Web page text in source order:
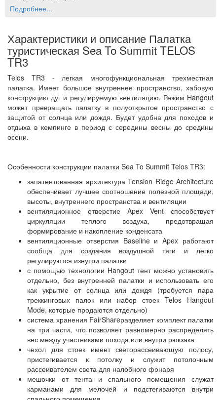
Подробнее...
Характеристики и описание Палатка
туристическая Sea To Summit TELOS
TR3
Telos TR3 - легкая многофункциональная трехместная
палатка. Имеет большое внутреннее пространство, хабовую
конструкцию дуг и регулируемую вентиляцию. Режим Hangout
может превращать палатку в полуоткрытое пространство с
защитой от солнца или дождя. Будет удобна для походов и
отдыха в кемпинге в период с середины весны до средины
осени.
Особенности конструкции палатки Sea To Summit Telos TR3:
запатентованная архитектура Tension Ridge Architecture
обеспечивает лучшее соотношение полезной площади,
высоты, внутреннего пространства и вентиляции
вентиляционное отверстие Apex Vent способствует
циркуляции теплого воздуха, предотвращая
формирование и накопление конденсата
вентиляционные отверстия Baseline и Apex работают
сообща для создания воздушной тяги и легко
регулируются изнутри палатки
с помощью технологии Hangout тент можно установить
отдельно, без внутренней палатки и использовать его
как укрытие от солнца или дождя (требуется пара
треккинговых палок или набор стоек Telos Hangout
Mode, которые продаются отдельно)
система хранения FairShareразделяет комплект палатки
на три части, что позволяет равномерно распределять
вес между участниками похода или внутри рюкзака
чехол для стоек имеет светорассеивающую полосу,
пристегивается к потолку и служит потолочным
рассеивателем света для налобного фонаря
мешочки от тента и спального помещения служат
карманами для мелочей и подстегиваются внутри